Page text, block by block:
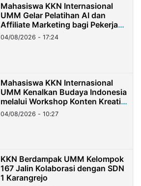
Mahasiswa KKN Internasional
UMM Gelar Pelatihan AI dan
Affiliate Marketing bagi Pekerja
Migran Indonesia di Taiwan
04/08/2026 - 17:24
Mahasiswa KKN Internasional
UMM Kenalkan Budaya Indonesia
melalui Workshop Konten Kreatif
di Taiwan
04/08/2026 - 10:27
KKN Berdampak UMM Kelompok
167 Jalin Kolaborasi dengan SDN
1 Karangrejo